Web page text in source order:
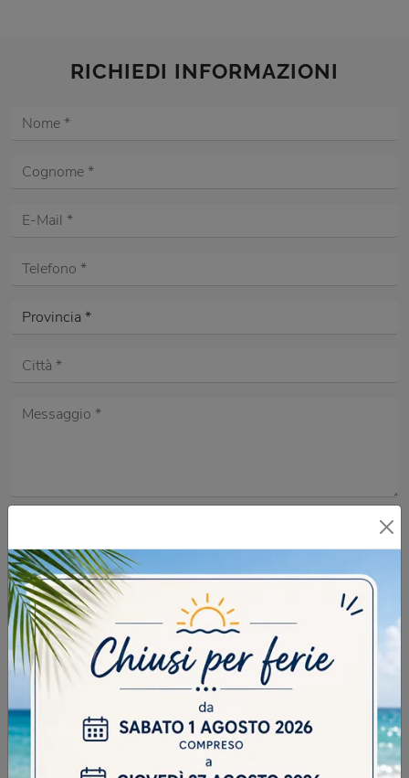
SFOGLIA I NOSTRI CATALOGHI
RICHIEDI INFORMAZIONI
DOMANDA DI SICUREZZA
Scrivere la parola "Fragole" al singolare
INVIA